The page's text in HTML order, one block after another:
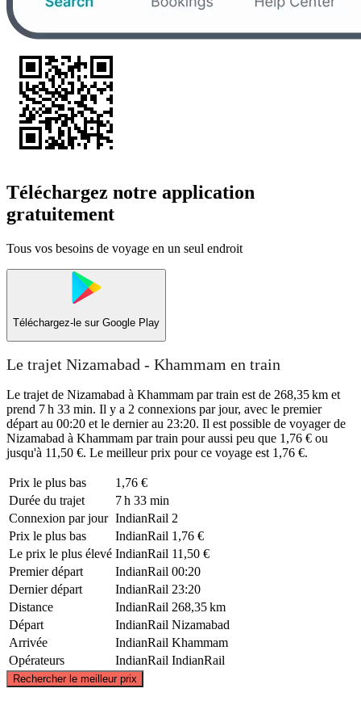
Téléchargez notre application
gratuitement
Tous vos besoins de voyage en un seul endroit
Téléchargez-le sur Google Play
Le trajet Nizamabad - Khammam en train
Le trajet de Nizamabad à Khammam par train est de 268,35 km et
prend 7 h 33 min. Il y a 2 connexions par jour, avec le premier
départ au 00:20 et le dernier au 23:20. Il est possible de voyager de
Nizamabad à Khammam par train pour aussi peu que 1,76 € ou
jusqu'à 11,50 €. Le meilleur prix pour ce voyage est 1,76 €.
Prix ​​le plus bas
1,76 €
Durée du trajet
7 h 33 min
Connexion par jour IndianRail 2
Prix ​​le plus bas
IndianRail 1,76 €
Le prix le plus élevé IndianRail 11,50 €
Premier départ
IndianRail 00:20
Dernier départ
IndianRail 23:20
Distance
IndianRail 268,35 km
Départ
IndianRail Nizamabad
Arrivée
IndianRail Khammam
Opérateurs
IndianRail IndianRail
Rechercher le meilleur prix
©CARTO, ©